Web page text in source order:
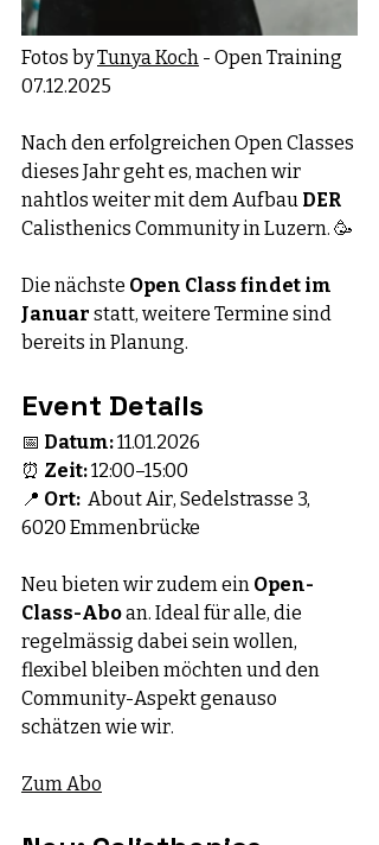
Fotos by Tunya Koch - Open Training
07.12.2025
Nach den erfolgreichen Open Classes
dieses Jahr geht es, machen wir
nahtlos weiter mit dem Aufbau DER
Calisthenics Community in Luzern. 🥳
Die nächste Open Class findet im
Januar statt, weitere Termine sind
bereits in Planung.
Event Details
📅 Datum: 11.01.2026
⏰ Zeit: 12:00–15:00
📍 Ort: About Air, Sedelstrasse 3,
6020 Emmenbrücke
Neu bieten wir zudem ein Open-
Class-Abo an. Ideal für alle, die
regelmässig dabei sein wollen,
flexibel bleiben möchten und den
Community-Aspekt genauso
schätzen wie wir.
Zum Abo